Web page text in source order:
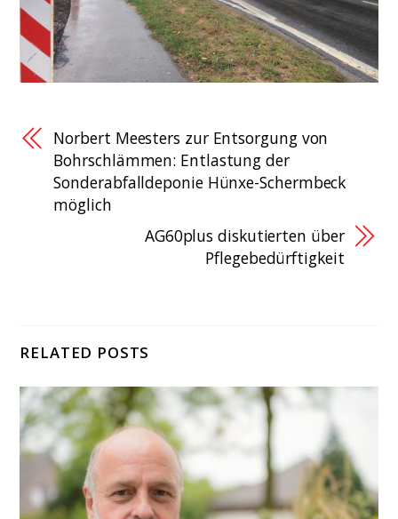
Norbert Meesters zur Entsorgung von
Bohrschlämmen: Entlastung der
Sonderabfalldeponie Hünxe-Schermbeck
möglich
AG60plus diskutierten über
Pflegebedürftigkeit
RELATED POSTS